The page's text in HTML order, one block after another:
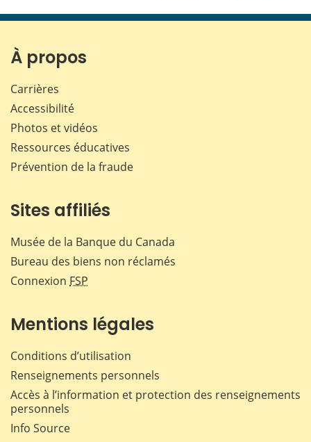
page page page page
À propos
Carrières
Accessibilité
Photos et vidéos
Ressources éducatives
Prévention de la fraude
Sites affiliés
Musée de la Banque du Canada
Bureau des biens non réclamés
Connexion FSP
Mentions légales
Conditions d’utilisation
Renseignements personnels
Accès à l’information et protection des renseignements
personnels
Info Source